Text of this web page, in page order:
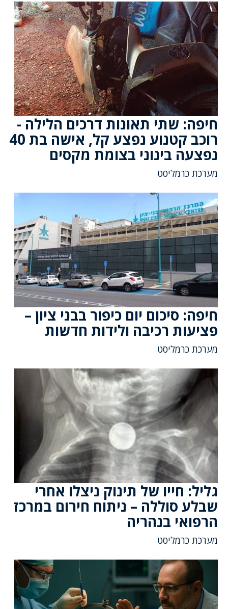
חיפה: שתי תאונות דרכים הלילה -
רוכב קטנוע נפצע קל, אישה בת 40
נפצעה בינוני בצומת מקסים
מערכת כרמליסט
חיפה: סיכום יום כיפור בבני ציון –
פציעות רכיבה ולידות חדשות
מערכת כרמליסט
גליל: חייו של תינוק ניצלו אחרי
שבלע סוללה – ניתוח חירום במרכז
הרפואי בנהריה
מערכת כרמליסט